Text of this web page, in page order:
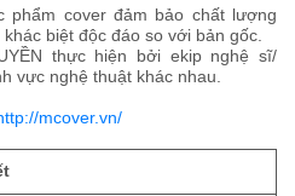
phẩm cover đảm bảo chất lượng
biệt độc đáo so với bản gốc.
thực hiện bởi ekip nghệ sĩ/
vực nghệ thuật khác nhau.
mcover.vn/